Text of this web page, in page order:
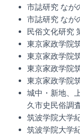
市誌研究 なが
市誌研究 なが
民俗文化研究
東京家政学院
東京家政学院
東京家政学院
東京家政学院
城中・新地、
久市史民俗調
筑波学院大学
筑波学院大学